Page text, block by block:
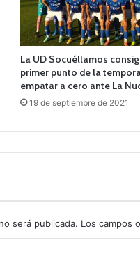
La UD Socuéllamos
primer punto de la
empatar a cero ante La
19 de septiembre de 2021
será publicada. Los campos